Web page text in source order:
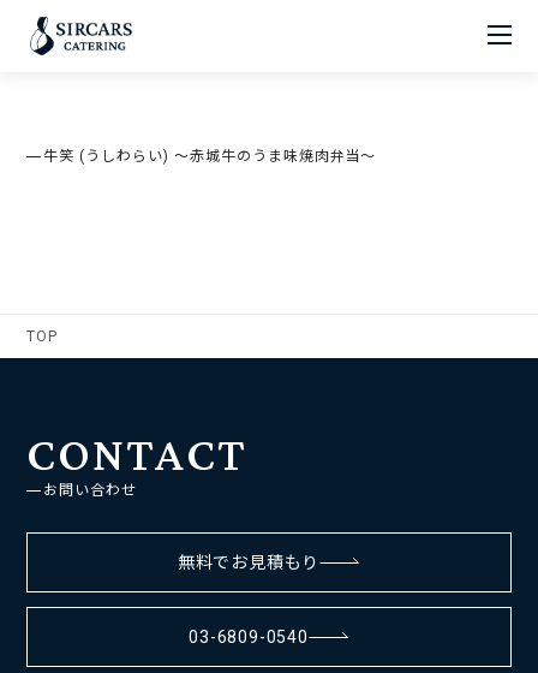
牛笑 (うしわらい) ～赤城牛のうま味焼肉弁当～
TOP
CONTACT
お問い合わせ
無料でお見積もり
03-6809-0540